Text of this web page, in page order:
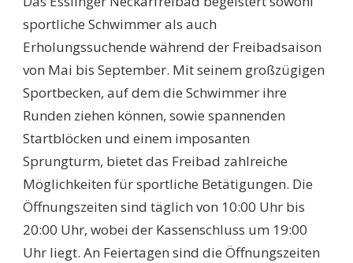
sportliche Schwimmer als auch
Erholungssuchende während der Freibadsaison
von Mai bis September. Mit seinem großzügigen
Sportbecken, auf dem die Schwimmer ihre
Runden ziehen können, sowie spannenden
Startblöcken und einem imposanten
Sprungturm, bietet das Freibad zahlreiche
Möglichkeiten für sportliche Betätigungen. Die
Öffnungszeiten sind täglich von 10:00 Uhr bis
20:00 Uhr, wobei der Kassenschluss um 19:00
Uhr liegt. An Feiertagen sind die Öffnungszeiten